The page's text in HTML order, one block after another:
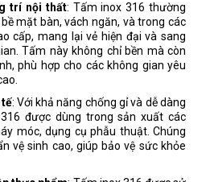
trí nội thất: Tấm inox 316 thường
mặt bàn, vách ngăn, và trong các
cấp, mang lại vẻ hiện đại và sang
Tấm này không chỉ bền mà còn
phù hợp cho các không gian yêu
: Với khả năng chống gỉ và dễ dàng
được dùng trong sản xuất các
móc, dụng cụ phẫu thuật. Chúng
vệ sinh cao, giúp bảo vệ sức khỏe